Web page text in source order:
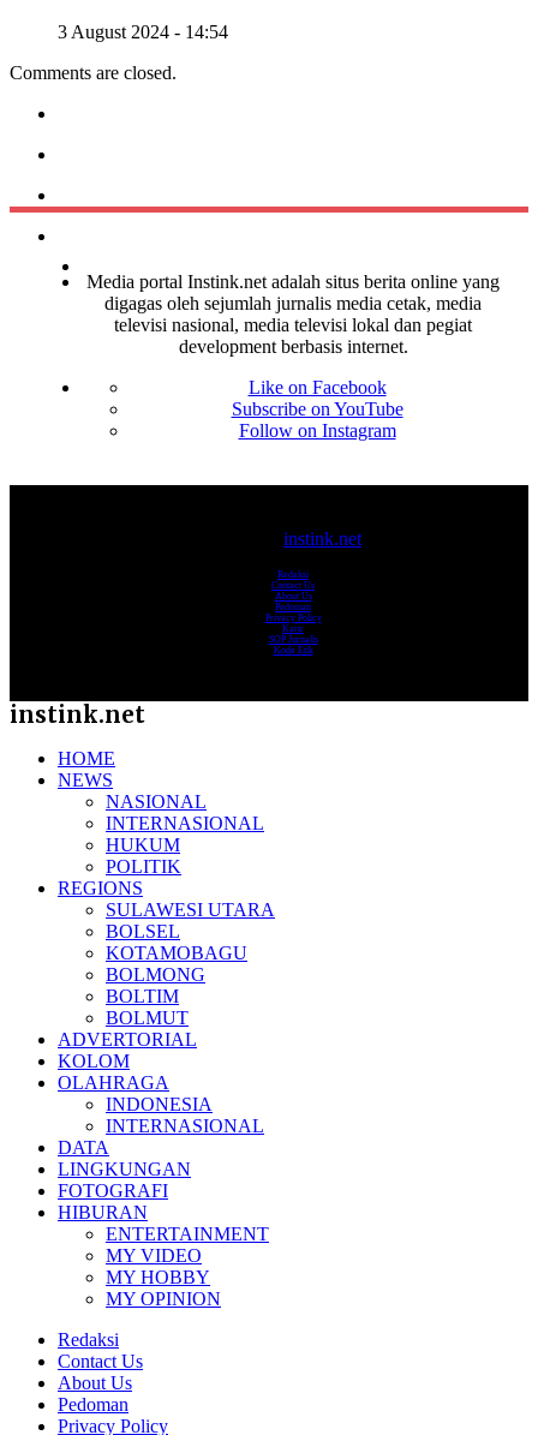
3 August 2024 - 14:54
Comments are closed.
Media portal Instink.net adalah situs berita online yang
digagas oleh sejumlah jurnalis media cetak, media
televisi nasional, media televisi lokal dan pegiat
development berbasis internet.
Like on Facebook
Subscribe on YouTube
Follow on Instagram
instink.net
Redaksi
Contact Us
About Us
Pedoman
Privacy Policy
Karir
SOP Jurnalis
Kode Etik
instink.net
HOME
NEWS
NASIONAL
INTERNASIONAL
HUKUM
POLITIK
REGIONS
SULAWESI UTARA
BOLSEL
KOTAMOBAGU
BOLMONG
BOLTIM
BOLMUT
ADVERTORIAL
KOLOM
OLAHRAGA
INDONESIA
INTERNASIONAL
DATA
LINGKUNGAN
FOTOGRAFI
HIBURAN
ENTERTAINMENT
MY VIDEO
MY HOBBY
MY OPINION
Redaksi
Contact Us
About Us
Pedoman
Privacy Policy